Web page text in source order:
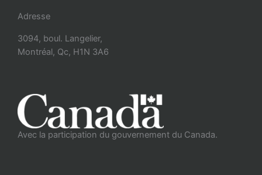
Adresse
3094, boul. Langelier,
Montréal, Qc, H1N 3A6
Avec la participation du gouvernement du Canada.